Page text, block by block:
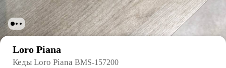
Loro Piana
Кеды Loro Piana BMS-157200